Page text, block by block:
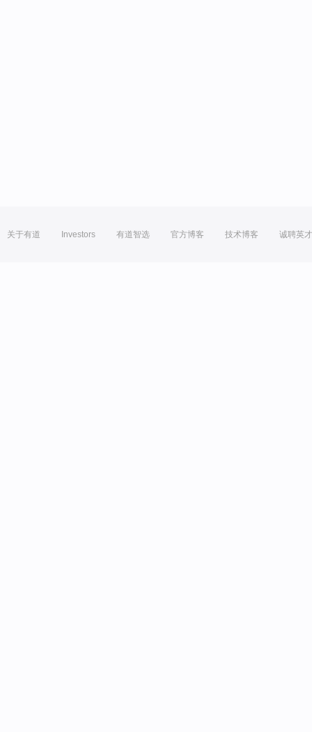
关于有道 Investors 有道智选 官方博客 技术博客 诚聘英才